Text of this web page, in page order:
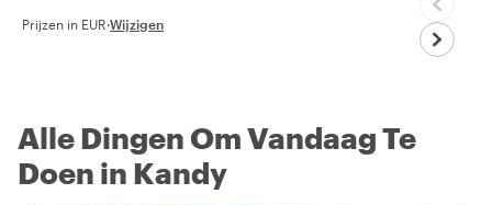
Prijzen in EUR·Wijzigen
Alle Dingen Om Vandaag Te
Doen in Kandy